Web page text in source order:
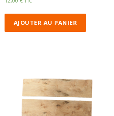
AJOUTER AU PANIER